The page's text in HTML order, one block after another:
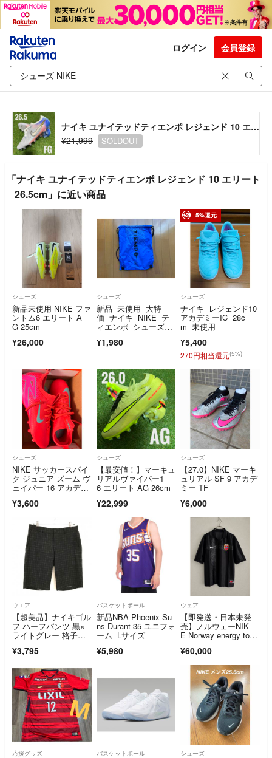
ログイン 会員登録
ナイキ ユナイテッドティエンポ レジェンド 10 エリート 26.5cm
¥21,999
SOLDOUT
「ナイキ ユナイテッドティエンポ レジェンド 10 エリート
26.5cm」に近い商品
シューズ
新品未使用 NIKE ファ
ントム6 エリート A
G 25cm
¥26,000
シューズ
新品 未使用 大特
価 ナイキ NIKE テ
ィエンポ シューズケ
¥1,980
5%還元
シューズ
ナイキ レジェンド10
アカデミーIC 28c
m 未使用
¥5,400
270円相当還元(5%)
シューズ
NIKE サッカースパイ
ク ジュニア ズーム ヴ
ェイパー 16 アカデミ
¥3,600
シューズ
【最安値！】マーキュ
リアルヴァイパー1
6 エリート AG 26cm
¥22,999
シューズ
【27.0】NIKE マーキ
ュリアル SF 9 アカデ
ミー TF
¥6,000
ウエア
【超美品】ナイキゴル
フ ハーフパンツ 黒×
ライトグレー 格子
2 L ゴルフウェア NIK
¥3,795
バスケットボール
新品NBA Phoenix Su
ns Durant 35 ユニフォ
ーム Lサイズ
¥5,980
ウェア
【即発送・日本未発
売】ノルウェーNIK
E Norway energy to
¥60,000
応援グッズ バスケットボール シューズ